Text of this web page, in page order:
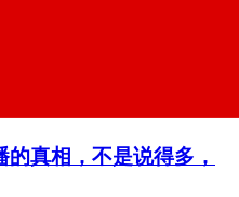
真相，不是说得多，